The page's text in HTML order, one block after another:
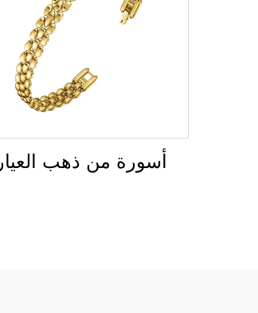
أسورة من ذهب العيار